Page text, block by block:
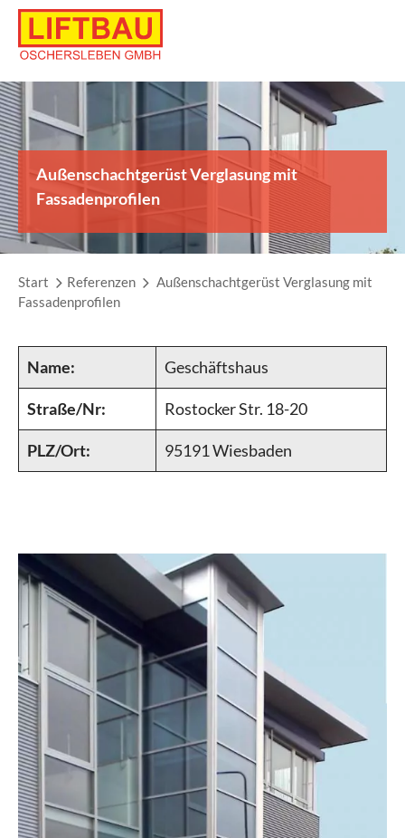
Skip
content
Außenschachtgerüst Verglasung mit
Fassadenprofilen
Start Referenzen
Außenschachtgerüst Verglasung mit
Fassadenprofilen
Name: Geschäftshaus
Straße/Nr: Rostocker Str. 18-20
PLZ/Ort: 95191 Wiesbaden